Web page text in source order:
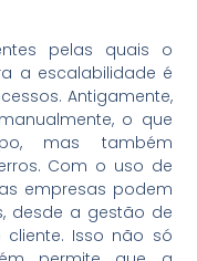
pelas quais o
a escalabilidade é
Antigamente,
o que
mas também
Com o uso de
empresas podem
desde a gestão de
Isso não só